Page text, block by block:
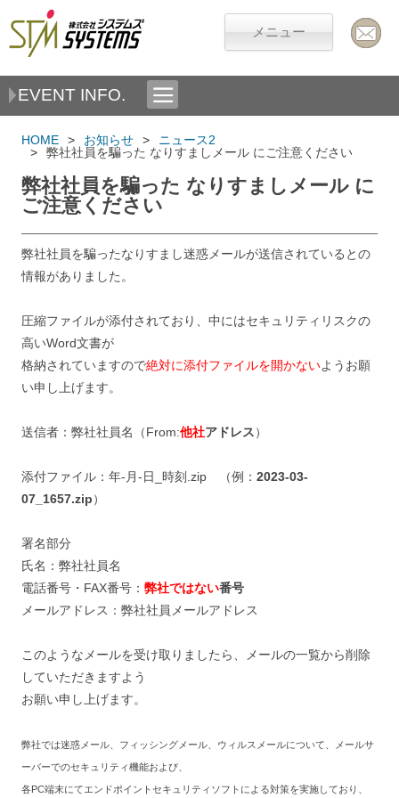
メニュー
EVENT INFO.
HOME お知らせ
ニュース2
弊社社員を騙った なりすましメール にご注意ください
弊社社員を騙った なりすましメール に
ご注意ください
弊社社員を騙ったなりすまし迷惑メールが送信されているとの
情報がありました。
圧縮ファイルが添付されており、中にはセキュリティリスクの
高いWord文書が
格納されていますので絶対に添付ファイルを開かないようお願
い申し上げます。
送信者：弊社社員名（From:他社アドレス）
添付ファイル：年-月-日_時刻.zip （例：2023-03-
07_1657.zip）
署名部分
氏名：弊社社員名
電話番号・FAX番号：弊社ではない番号
メールアドレス：弊社社員メールアドレス
このようなメールを受け取りましたら、メールの一覧から削除
していただきますよう
お願い申し上げます。
弊社では迷惑メール、フィッシングメール、ウィルスメールについて、メールサ
ーバーでのセキュリティ機能および、
各PC端末にてエンドポイントセキュリティソフトによる対策を実施しており、